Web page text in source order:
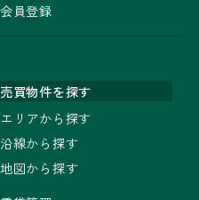
会員登録
売買物件を探す
エリアから探す
沿線から探す
地図から探す